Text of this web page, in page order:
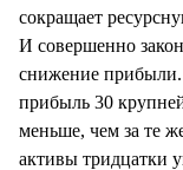
сокращает
И совершенно
снижение прибыли.
прибыль 30
меньше, чем за те
активы тридцатки